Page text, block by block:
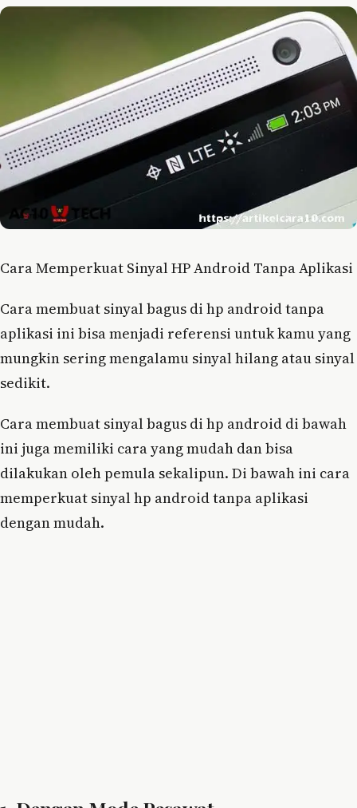
Cara Memperkuat Sinyal HP Android Tanpa Aplikasi
Cara membuat sinyal bagus di hp android tanpa
aplikasi ini bisa menjadi referensi untuk kamu yang
mungkin sering mengalamu sinyal hilang atau sinyal
sedikit.
Cara membuat sinyal bagus di hp android di bawah
ini juga memiliki cara yang mudah dan bisa
dilakukan oleh pemula sekalipun. Di bawah ini cara
memperkuat sinyal hp android tanpa aplikasi
dengan mudah.